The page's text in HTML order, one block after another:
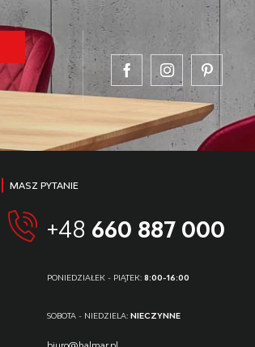
MASZ PYTANIE
+48 660 887 000
PONIEDZIAŁEK - PIĄTEK:8:00-16:00
SOBOTA - NIEDZIELA: NIECZYNNE